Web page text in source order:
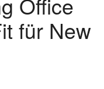
für New